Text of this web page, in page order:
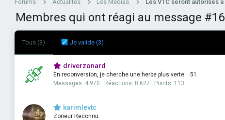
Forums Actualités Les Médias
Membres qui ont réagi au message #16
Tous (3) Je valide (3)
driverzonard
En reconversion, je cherche une herbe plus verte. · 51
Messages 4 970 Réactions 8 627 Points 113
karimlevtc
Zoneur Reconnu